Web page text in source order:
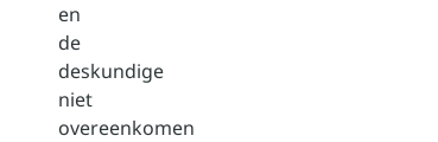
en
de
deskundige
niet
overeenkomen